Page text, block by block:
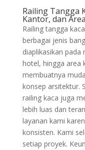
Railing Tangga
Kantor, dan
Railing tangga
berbagai jenis
diaplikasikan
hotel, hingga area
membuatnya
konsep arsitektur.
railing kaca juga
lebih luas dan
layanan kami
konsisten. Kami
setiap proyek.